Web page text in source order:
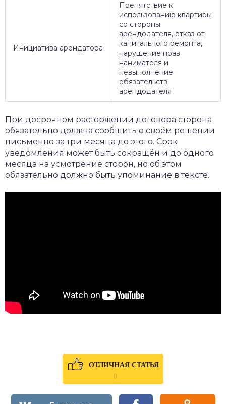
Инициатива арендатора
Препятствие к
использованию квартиры
со стороны
арендодателя, отказ от
капитального ремонта,
нарушение прав
нанимателя и
невыполнение
обязательств
арендодателя
При досрочном расторжении договора сторона
обязательно должна сообщить о своём решении
письменно за три месяца до этого. Срок
уведомления может быть сокращён и до одного
месяца на усмотрение сторон, но об этом
обязательно должно быть упоминание в тексте.
ОТЛИЧНАЯ СТАТЬЯ
0